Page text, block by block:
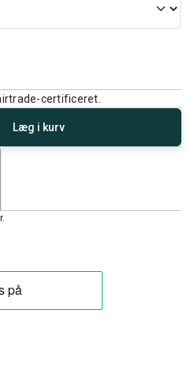
certificeret.
Læg i kurv